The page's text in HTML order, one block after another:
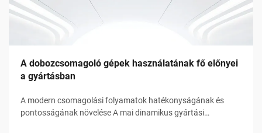
A dobozcsomagoló gépek használatának fő előnyei
a gyártásban
A modern csomagolási folyamatok hatékonyságának és
pontosságának növelése A mai dinamikus gyártási